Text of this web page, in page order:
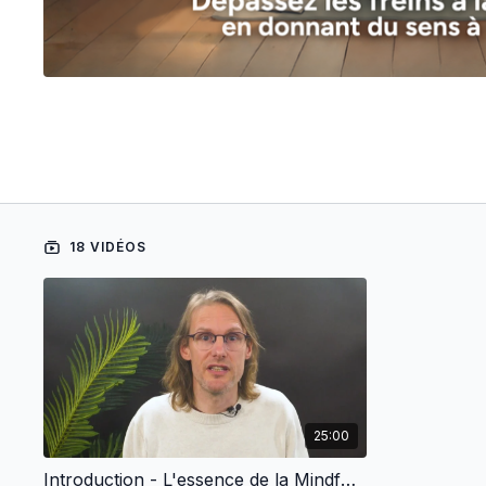
18 VIDÉOS
25:00
Introduction - L'essence de la Mindfulness : dépassez les freins à la méditation en donnant du sens à la pratique